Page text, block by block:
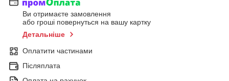
Ви отримаєте замовлення
або гроші повернуться на вашу картку
Детальніше
Оплатити частинами
Післяплата